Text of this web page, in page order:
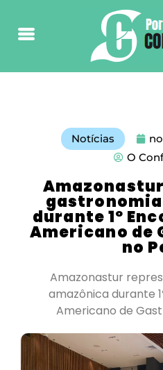
Notícias
O
durante 1º
Americano de
no
Amazonastur
amazônica durante
Americano de